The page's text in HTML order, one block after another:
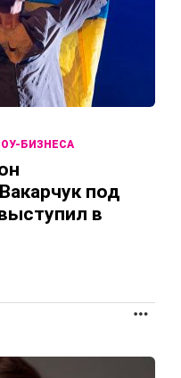
БИЗНЕСА
под
в